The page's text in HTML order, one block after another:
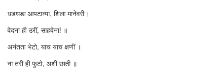
धडधडा आपटाव्या, शिला मानेवरी।
वेदना ही उरीं, साहवेना! ॥
अनंतता भेटो, याच याच क्षणीं ।
ना तरी ही फुटो, अशी छाती ॥